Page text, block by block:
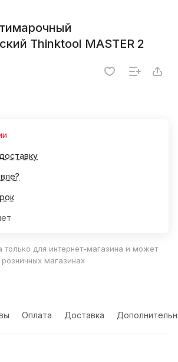
Thinktool MASTER 2
только для интернет-магазина и может
розничных магазинах
Оплата Доставка